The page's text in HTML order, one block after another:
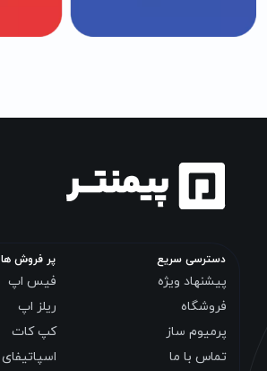
دسترسی سریع
پیشنهاد ویژه
فروشگاه
پرمیوم ساز
تماس با ما
پر فروش ها
فیس اپ
ریلز اپ
کپ کات
اسپاتیفای